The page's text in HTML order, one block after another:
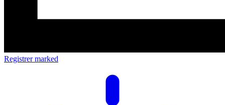
Registrer marked